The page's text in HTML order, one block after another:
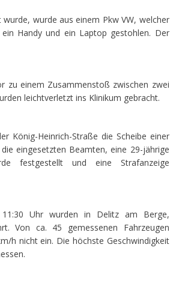
wurde aus einem Pkw VW, welcher
Handy und ein Laptop gestohlen. Der
zu einem Zusammenstoß zwischen zwei
leichtverletzt ins Klinikum gebracht.
König-Heinrich-Straße die Scheibe einer
eingesetzten Beamten, eine 29-jährige
festgestellt und eine Strafanzeige
Uhr wurden in Delitz am Berge,
Von ca. 45 gemessenen Fahrzeugen
h nicht ein. Die höchste Geschwindigkeit